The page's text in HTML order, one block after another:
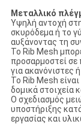
Μεταλλικό
Υψηλή αντοχή
σκυρόδεμα ή το
αυξάνοντας τη
Το Rib Mesh
προσαρμοστεί σε
για ακανόνιστες
Το Rib Mesh
δομικά στοιχεία
Ο σχεδιασμός
υποστήριξης
εργασίας και